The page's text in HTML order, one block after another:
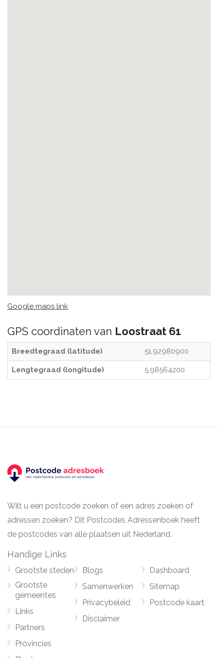
Google maps link
GPS coordinaten van Loostraat 61
Breedtegraad (latitude) 51.92980900
Lengtegraad (longitude) 5.98564200
Wilt u een postcode zoeken of een adres zoeken of
adressen zoeken? Dit Postcodes Adressenboek heeft
de postcodes van alle plaatsen uit Nederland.
Handige Links
Grootste steden
Grootste
gemeentes
Links
Partners
Provincies
Blogs
Samenwerken
Privacybeleid
Disclaimer
Dashboard
Sitemap
Postcode kaart